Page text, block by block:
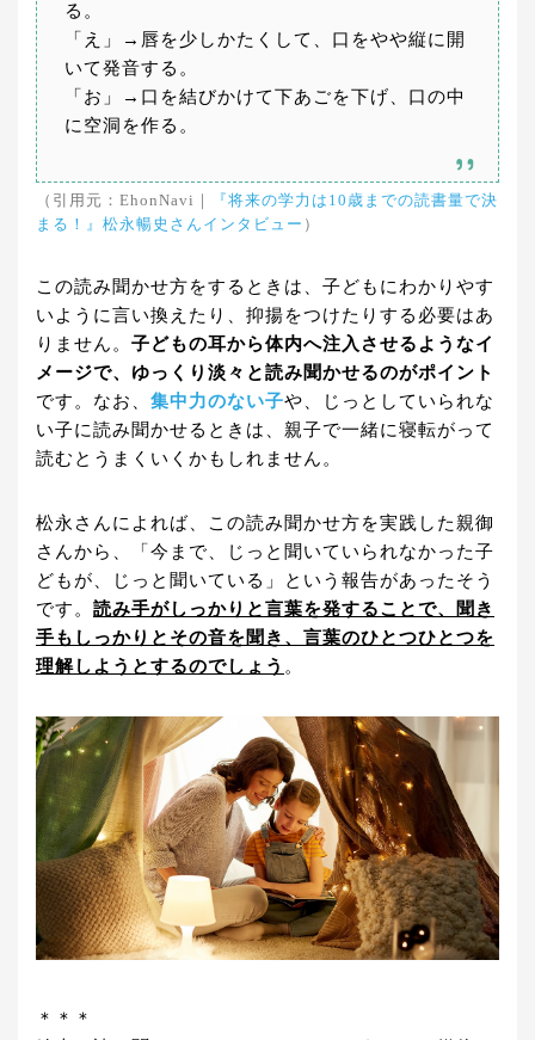
る。
「え」→唇を少しかたくして、口をやや縦に開
いて発音する。
「お」→口を結びかけて下あごを下げ、口の中
に空洞を作る。
（引用元：EhonNavi｜
『将来の学力は10歳までの読書量で決
まる！』松永暢史さんインタビュー ）
この読み聞かせ方をするときは、子どもにわかりやす
いように言い換えたり、抑揚をつけたりする必要はあ
りません。 子どもの耳から体内へ注入させるようなイ
メージで、ゆっくり淡々と読み聞かせるのがポイント
です。なお、 集中力のない子や、じっとしていられな
い子に読み聞かせるときは、親子で一緒に寝転がって
読むとうまくいくかもしれません。
松永さんによれば、この読み聞かせ方を実践した親御
さんから、「今まで、じっと聞いていられなかった子
どもが、じっと聞いている」という報告があったそう
です。 読み手がしっかりと言葉を発することで、聞き
手もしっかりとその音を聞き、言葉のひとつひとつを
理解しようとするのでしょう 。
＊＊＊